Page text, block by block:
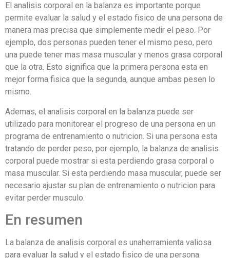
El analisis corporal en la balanza es importante porque
permite evaluar la salud y el estado fisico de una persona de
manera mas precisa que simplemente medir el peso. Por
ejemplo, dos personas pueden tener el mismo peso, pero
una puede tener mas masa muscular y menos grasa corporal
que la otra. Esto significa que la primera persona esta en
mejor forma fisica que la segunda, aunque ambas pesen lo
mismo.
Ademas, el analisis corporal en la balanza puede ser
utilizado para monitorear el progreso de una persona en un
programa de entrenamiento o nutricion. Si una persona esta
tratando de perder peso, por ejemplo, la balanza de analisis
corporal puede mostrar si esta perdiendo grasa corporal o
masa muscular. Si esta perdiendo masa muscular, puede ser
necesario ajustar su plan de entrenamiento o nutricion para
evitar perder musculo.
En resumen
La balanza de analisis corporal es unaherramienta valiosa
para evaluar la salud y el estado fisico de una persona.